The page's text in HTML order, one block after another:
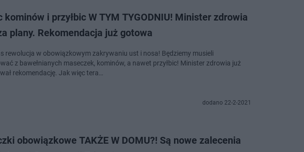
kominów i przyłbic W TYM TYGODNIU! Minister zdrowia
plany. Rekomendacja już gotowa
rewolucja w obowiązkowym zakrywaniu ust i nosa! Będziemy musieli
z bawełnianych maseczek, kominów, a nawet przyłbic! Minister zdrowia już
rekomendację. Jak więc tera…
dodano 22-2-2021
obowiązkowe TAKŻE W DOMU?! Są nowe zalecenia